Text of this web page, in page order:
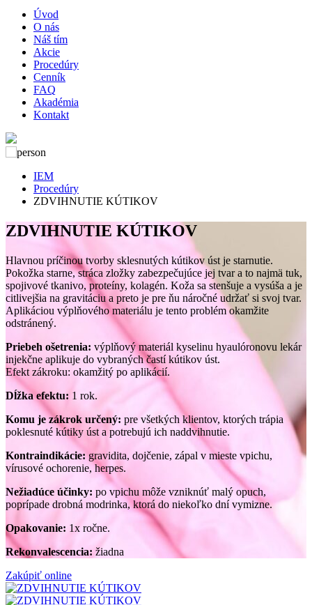
Úvod
O nás
Náš tím
Akcie
Procedúry
Cenník
FAQ
Akadémia
Kontakt
IEM
Procedúry
ZDVIHNUTIE KÚTIKOV
ZDVIHNUTIE KÚTIKOV
Hlavnou príčinou tvorby sklesnutých kútikov úst je starnutie.
Pokožka starne, stráca zložky zabezpečujúce jej tvar a to najmä tuk,
spojivové tkanivo, proteíny, kolagén. Koža sa stenšuje a vysúša a je
citlivejšia na gravitáciu a preto je pre ňu náročné udržať si svoj tvar.
Aplikáciou výplňového materiálu je tento problém okamžite
odstránený.
Priebeh ošetrenia: výplňový materiál kyselinu hyaulóronovu lekár
injekčne aplikuje do vybraných častí kútikov úst.
Efekt zákroku: okamžitý po aplikácií.
Dĺžka efektu: 1 rok.
Komu je zákrok určený: pre všetkých klientov, ktorých trápia
poklesnuté kútiky úst a potrebujú ich naddvihnutie.
Kontraindikácie:gravidita, dojčenie, zápal v mieste vpichu,
vírusové ochorenie, herpes.
Nežiadúce účinky: po vpichu môže vzniknúť malý opuch,
poprípade drobná modrinka, ktorá do niekoľko dní vymizne.
Opakovanie: 1x ročne.
Rekonvalescencia: žiadna
Zakúpiť online